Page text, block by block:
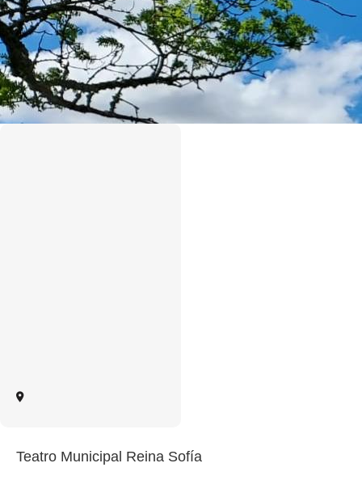
Teatro Municipal Reina Sofía